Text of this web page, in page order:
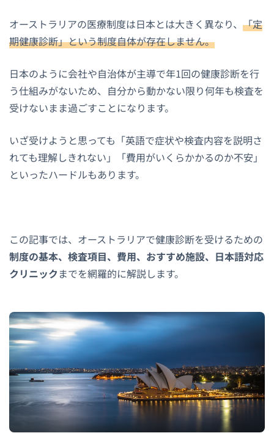
オーストラリアの医療制度は日本とは大きく異なり、 「定
期健康診断」という制度自体が存在しません。
日本のように会社や自治体が主導で年1回の健康診断を行
う仕組みがないため、自分から動かない限り何年も検査を
受けないまま過ごすことになります。
いざ受けようと思っても「英語で症状や検査内容を説明さ
れても理解しきれない」「費用がいくらかかるのか不安」
といったハードルもあります。
この記事では、オーストラリアで健康診断を受けるための
制度の基本、検査項目、費用、おすすめ施設、日本語対応
クリニックまでを網羅的に解説します。